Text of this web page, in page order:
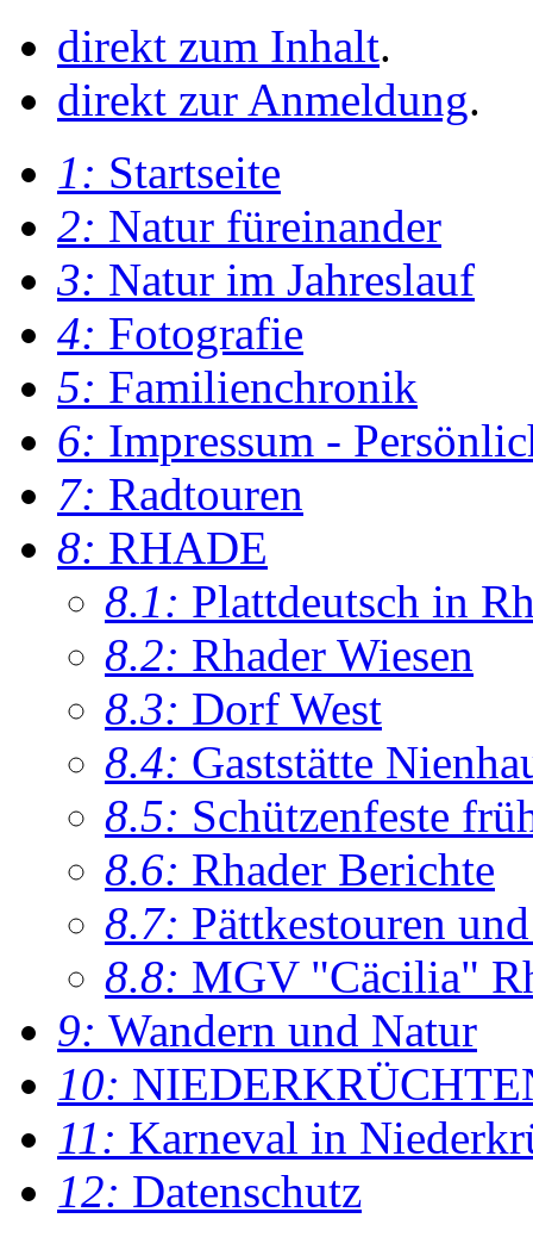
direkt zum Inhalt.
direkt zur Anmeldung.
1: Startseite
2: Natur füreinander
3: Natur im Jahreslauf
4: Fotografie
5: Familienchronik
6: Impressum -
7: Radtouren
8: RHADE
8.1: Plattdeutsch in
8.2: Rhader Wiesen
8.3: Dorf West
8.4: Gaststätte
8.5: Schützenfeste
8.6: Rhader Berichte
8.7: Pättkestouren
8.8: MGV "Cäcilia"
9: Wandern und Natur
10:
11: Karneval in
12: Datenschutz